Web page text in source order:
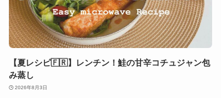
【夏レシピ🇫🇷】レンチン！鮭の甘辛コチュジャン包
み蒸し
2026年8月3日